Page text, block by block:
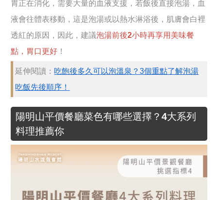
胃正在消化，需要大量的血液支援，若飯後直接泡湯，血
液會往體表移動，這是泡湯或以熱水淋浴後，肌膚會白裡
透紅的原因，因此，建議泡湯前後2小時再享用美味餐
點，胃口更好 ！
延伸閱讀： 吃飽後多久可以泡溫泉？3個重點了解泡湯
吃飯先後順序！
陽明山平價餐廳菜色有哪些選擇？4大系列
料理推薦你